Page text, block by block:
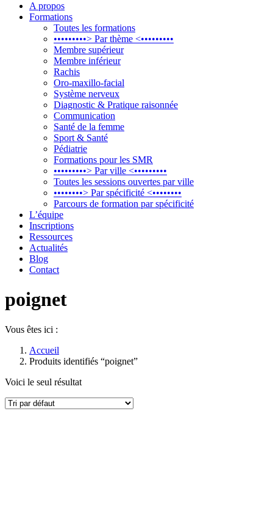
A propos
Formations
Toutes les formations
•••••••••> Par thème <•••••••••
Membre supérieur
Membre inférieur
Rachis
Oro-maxillo-facial
Système nerveux
Diagnostic & Pratique raisonnée
Communication
Santé de la femme
Sport & Santé
Pédiatrie
Formations pour les SMR
•••••••••> Par ville <•••••••••
Toutes les sessions ouvertes par ville
••••••••> Par spécificité <••••••••
Parcours de formation par spécificité
L’équipe
Inscriptions
Ressources
Actualités
Blog
Contact
poignet
Vous êtes ici :
Accueil
Produits identifiés “poignet”
Voici le seul résultat